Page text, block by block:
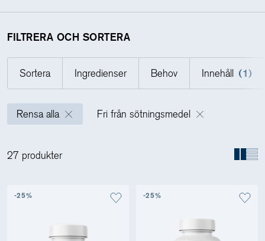
Holistics värld
Utbildning
För återförsäljare
FILTRERA OCH SORTERA
Sortera Ingredienser Behov Innehåll (1)
Rensa alla Fri från sötningsmedel
27 produkter
-25% -25%